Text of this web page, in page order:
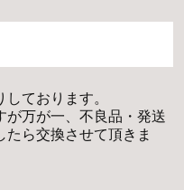
ております。
が万が一、不良品・発送
ら交換させて頂きま